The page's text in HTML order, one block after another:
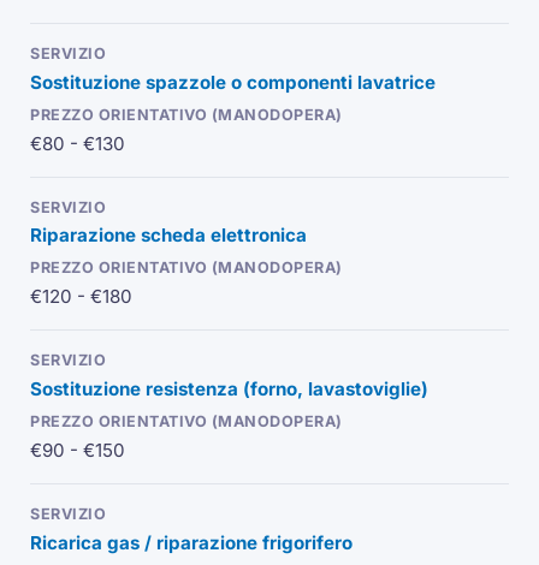
Sostituzione spazzole o componenti lavatrice
€80 - €130
Riparazione scheda elettronica
€120 - €180
Sostituzione resistenza (forno, lavastoviglie)
€90 - €150
Ricarica gas / riparazione frigorifero